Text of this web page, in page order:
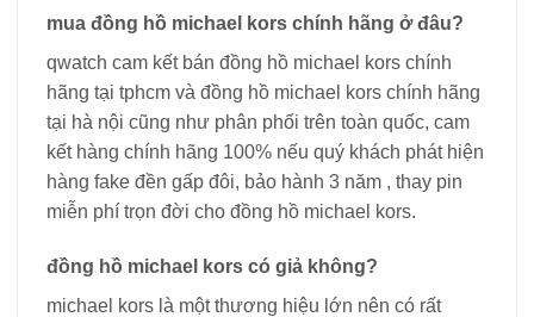
mua đồng hồ michael kors chính hãng ở đâu?
qwatch cam kết bán đồng hồ michael kors chính
hãng tại tphcm và đồng hồ michael kors chính hãng
tại hà nội cũng như phân phối trên toàn quốc, cam
kết hàng chính hãng 100% nếu quý khách phát hiện
hàng fake đền gấp đôi, bảo hành 3 năm , thay pin
miễn phí trọn đời cho đồng hồ michael kors.
đồng hồ michael kors có giả không?
michael kors là một thương hiệu lớn nên có rất